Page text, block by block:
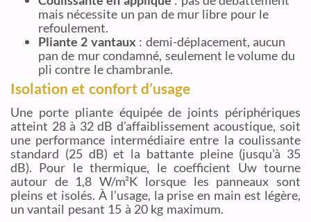
mais nécessite un pan de mur libre pour le
refoulement.
Pliante 2 vantaux : demi-déplacement, aucun
pan de mur condamné, seulement le volume du
pli contre le chambranle.
Isolation et confort d’usage
Une porte pliante équipée de joints périphériques
atteint 28 à 32 dB d’affaiblissement acoustique, soit
une performance intermédiaire entre la coulissante
standard (25 dB) et la battante pleine (jusqu’à 35
dB). Pour le thermique, le coefficient Uw tourne
autour de 1,8 W/m²K lorsque les panneaux sont
pleins et isolés. À l’usage, la prise en main est légère,
un vantail pesant 15 à 20 kg maximum.